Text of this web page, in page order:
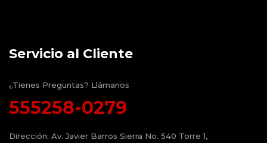
Servicio al Cliente
¿Tienes Preguntas? Llámanos
555258-0279
Dirección: Av. Javier Barros Sierra No. 540 Torre 1,